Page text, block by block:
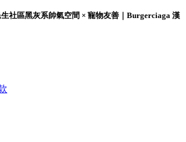
生社區黑灰系帥氣空間 × 寵物友善｜Burgerciaga 漢